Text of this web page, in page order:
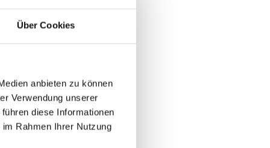
Über Cookies
anbieten zu können
Verwendung unserer
diese Informationen
Rahmen Ihrer Nutzung
in
sie